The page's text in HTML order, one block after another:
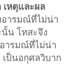
เหตุและผล
อารมณ์ที่ไม่น่า
น โทสะจึง
ารมณ์ที่ไม่น่า
ป็นอกุศลวิบาก